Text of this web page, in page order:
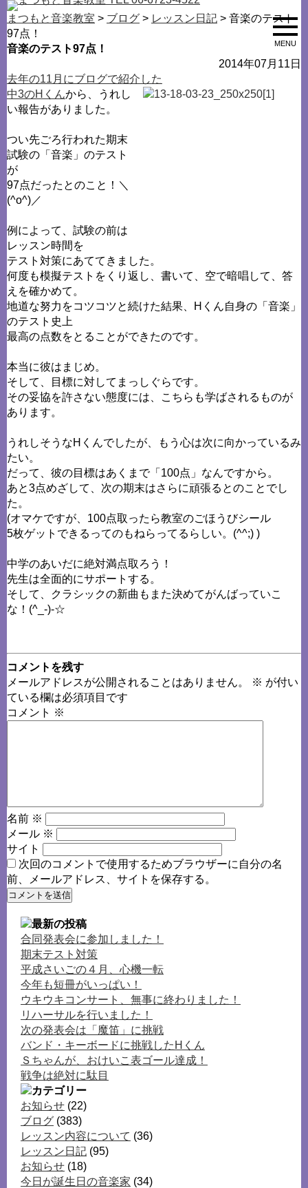
MENU
まつもと音楽教室 > ブログ > レッスン日記 > 音楽のテスト
97点！
音楽のテスト97点！
2014年07月11日
去年の11月にブログで紹介した
中3のHくんから、うれし
い報告がありました。
つい先ごろ行われた期末
試験の「音楽」のテスト
が
97点だったとのこと！＼
(^o^)／
例によって、試験の前は
レッスン時間を
テスト対策にあててきました。
何度も模擬テストをくり返し、書いて、空で暗唱して、答
えを確かめて。
地道な努力をコツコツと続けた結果、Hくん自身の「音楽」
のテスト史上
最高の点数をとることができたのです。
本当に彼はまじめ。
そして、目標に対してまっしぐらです。
その妥協を許さない態度には、こちらも学ばされるものが
あります。
うれしそうなHくんでしたが、もう心は次に向かっているみ
たい。
だって、彼の目標はあくまで「100点」なんですから。
あと3点めざして、次の期末はさらに頑張るとのことでし
た。
(オマケですが、100点取ったら教室のごほうびシール
5枚ゲットできるってのもねらってるらしい。(^^;) )
中学のあいだに絶対満点取ろう！
先生は全面的にサポートする。
そして、クラシックの新曲もまた決めてがんばっていこ
な！(^_-)-☆
コメントを残す
メールアドレスが公開されることはありません。
※ が付い
ている欄は必須項目です
コメント ※
名前 ※
メール ※
サイト
次回のコメントで使用するためブラウザーに自分の名
前、メールアドレス、サイトを保存する。
合同発表会に参加しました！
期末テスト対策
平成さいごの４月、心機一転
今年も短冊がいっぱい！
ウキウキコンサート、無事に終わりました！
リハーサルを行いました！
次の発表会は「魔笛」に挑戦
バンド・キーボードに挑戦したHくん
Ｓちゃんが、おけいこ表ゴール達成！
戦争は絶対に駄目
お知らせ (22)
ブログ (383)
レッスン内容について (36)
レッスン日記 (95)
お知らせ (18)
今日が誕生日の音楽家 (34)